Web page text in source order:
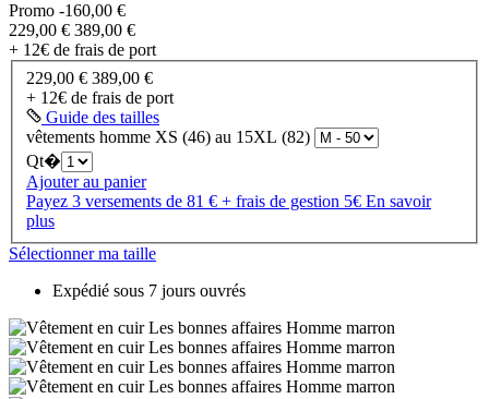
Promo -160,00 €
229,00 € 389,00 €
+ 12€ de frais de port
229,00 € 389,00 €
+ 12€ de frais de port
Guide des tailles
vêtements homme XS (46) au 15XL (82)
Qt�
Ajouter au panier
Payez 3 versements de 81 € + frais de gestion 5€ En savoir
plus
Sélectionner ma taille
Expédié sous 7 jours ouvrés